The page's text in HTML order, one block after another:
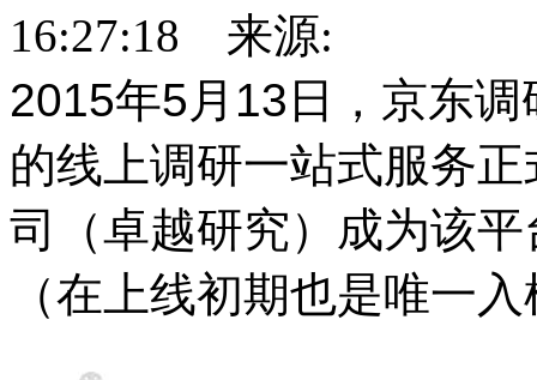
16:27:18 来源:
2015年5月13日，京东
的线上调研一站式服务
司（卓越研究）成为该
（在上线初期也是唯一